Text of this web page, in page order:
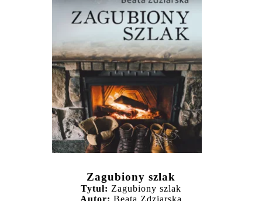
Zagubiony szlak
Tytuł: Zagubiony szlak
Autor: Beata Zdziarska